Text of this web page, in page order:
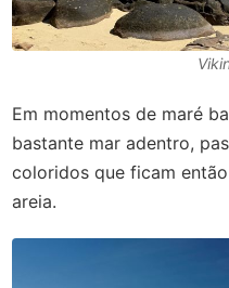
Em momentos de maré
bastante mar adentro,
coloridos que ficam
areia.